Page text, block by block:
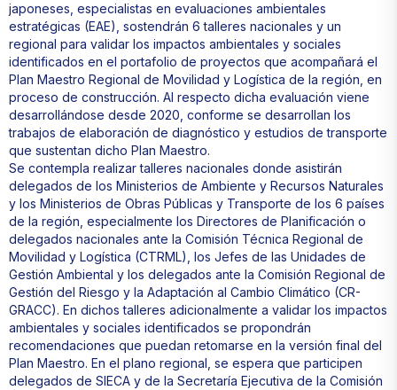
japoneses, especialistas en evaluaciones ambientales
estratégicas (EAE), sostendrán 6 talleres nacionales y un
regional para validar los impactos ambientales y sociales
identificados en el portafolio de proyectos que acompañará el
Plan Maestro Regional de Movilidad y Logística de la región, en
proceso de construcción. Al respecto dicha evaluación viene
desarrollándose desde 2020, conforme se desarrollan los
trabajos de elaboración de diagnóstico y estudios de transporte
que sustentan dicho Plan Maestro.
Se contempla realizar talleres nacionales donde asistirán
delegados de los Ministerios de Ambiente y Recursos Naturales
y los Ministerios de Obras Públicas y Transporte de los 6 países
de la región, especialmente los Directores de Planificación o
delegados nacionales ante la Comisión Técnica Regional de
Movilidad y Logística (CTRML), los Jefes de las Unidades de
Gestión Ambiental y los delegados ante la Comisión Regional de
Gestión del Riesgo y la Adaptación al Cambio Climático (CR-
GRACC). En dichos talleres adicionalmente a validar los impactos
ambientales y sociales identificados se propondrán
recomendaciones que puedan retomarse en la versión final del
Plan Maestro. En el plano regional, se espera que participen
delegados de SIECA y de la Secretaría Ejecutiva de la Comisión